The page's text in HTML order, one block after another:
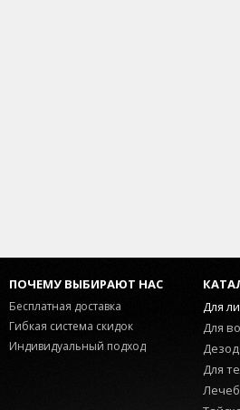
ПОЧЕМУ ВЫБИРАЮТ НАС
Бесплатная доставка
Гибкая система скидок
Индивидуальный подход
Для
Для
Для